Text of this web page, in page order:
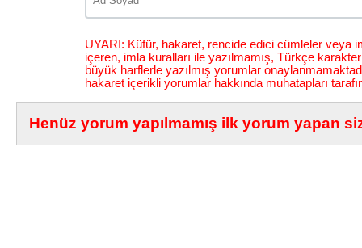
UYARI: Küfür, hakaret, rencide edici cümleler veya
içeren, imla kuralları ile yazılmamış, Türkçe
büyük harflerle yazılmış yorumlar
hakaret içerikli yorumlar hakkında muhatapları
Henüz yorum yapılmamış ilk yorum yapan